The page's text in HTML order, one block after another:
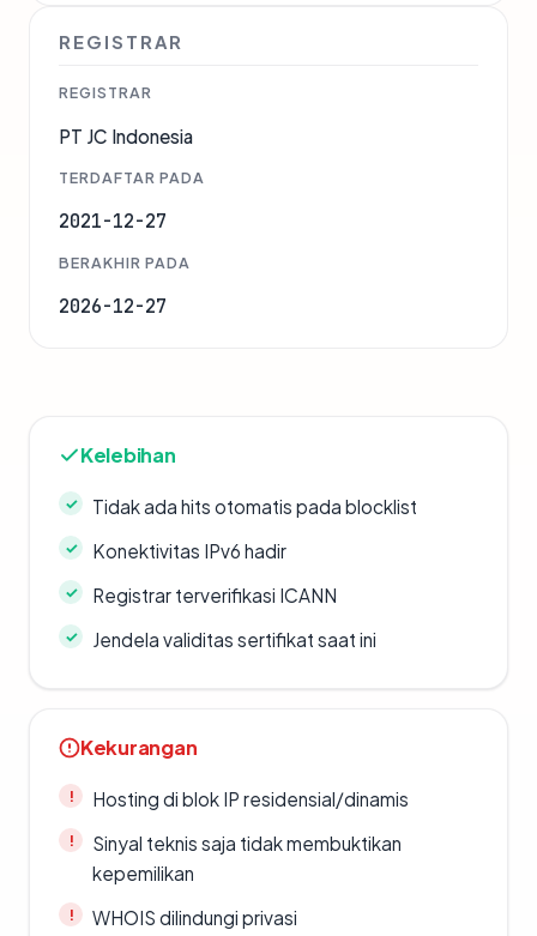
REGISTRAR
REGISTRAR
PT JC Indonesia
TERDAFTAR PADA
2021-12-27
BERAKHIR PADA
2026-12-27
Kelebihan
Tidak ada hits otomatis pada blocklist
Konektivitas IPv6 hadir
Registrar terverifikasi ICANN
Jendela validitas sertifikat saat ini
Kekurangan
Hosting di blok IP residensial/dinamis
Sinyal teknis saja tidak membuktikan
kepemilikan
WHOIS dilindungi privasi